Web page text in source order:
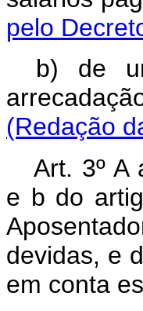
pelo
b) de
(Redação
Art. 3º A
e b do
devidas, e
em conta